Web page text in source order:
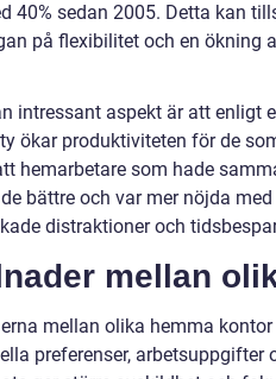
40% sedan 2005. Detta kan
på flexibilitet och en ökning
intressant aspekt är att enligt
ökar produktiviteten för de
hemarbetare som hade
bättre och var mer nöjda
distraktioner och
mellan
mellan olika hemma
preferenser,